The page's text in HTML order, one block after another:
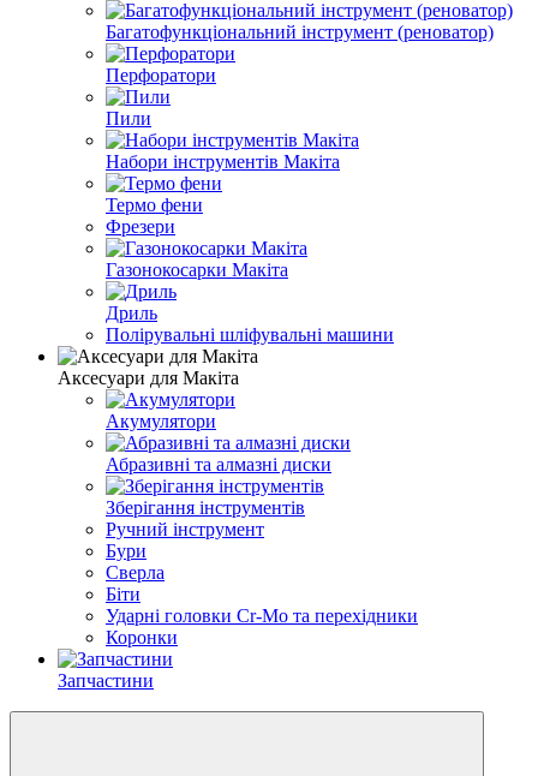
Багатофункціональний інструмент (реноватор)
Перфоратори
Пили
Набори інструментів Макіта
Термо фени
Фрезери
Газонокосарки Макіта
Дриль
Полірувальні шліфувальні машини
Аксесуари для Макіта
Акумулятори
Абразивні та алмазні диски
Зберігання інструментів
Ручний інструмент
Бури
Сверла
Біти
Ударні головки Cr-Mo та перехідники
Коронки
Запчастини